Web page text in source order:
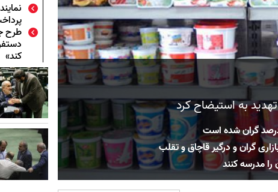
به استیضاح کرد
گران و درگیر قاچاق و تقلب
را مدرسه کنند
طرح
کند»